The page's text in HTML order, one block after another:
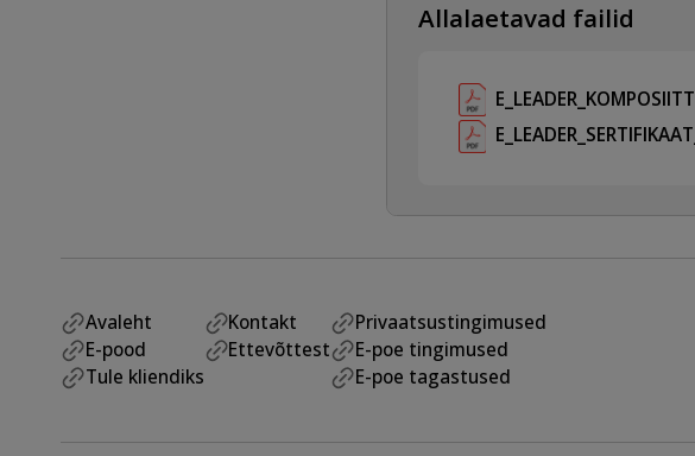
Allalaetavad failid
Avaleht
E-pood
Tule kliendiks
Kontakt
Ettevõttest
Privaatsustingimused
E-poe tingimused
E-poe tagastused